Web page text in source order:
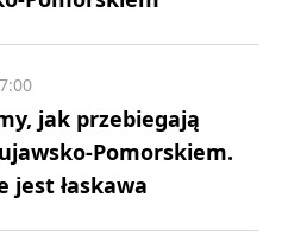
jak przebiegają
Pomorskiem.
jest łaskawa